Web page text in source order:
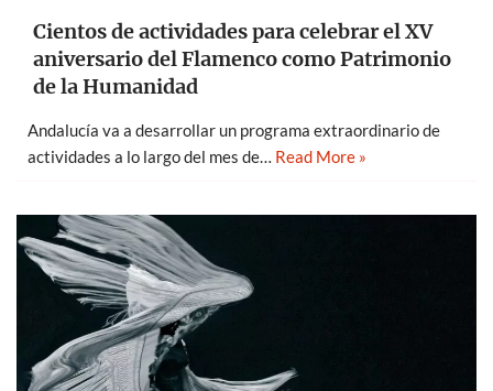
Cientos de actividades para celebrar el XV
aniversario del Flamenco como Patrimonio
de la Humanidad
Andalucía va a desarrollar un programa extraordinario de
actividades a lo largo del mes de… Read More »